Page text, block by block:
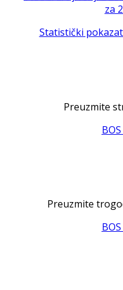
za
Statistički
Preuzmite
BOS
Preuzmite
BOS